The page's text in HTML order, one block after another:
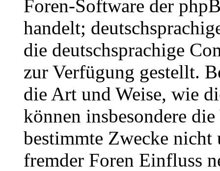
Foren-Software der
handelt;
die deutschsprachige
zur Verfügung gestellt.
die Art und Weise, wie
können insbesondere
bestimmte Zwecke nicht
fremder Foren Einfluss